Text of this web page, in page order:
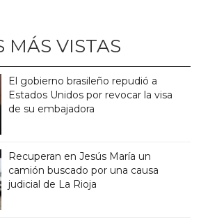
MÁS VISTAS
El gobierno brasileño repudió a
Estados Unidos por revocar la visa
de su embajadora
Recuperan en Jesús María un
camión buscado por una causa
judicial de La Rioja